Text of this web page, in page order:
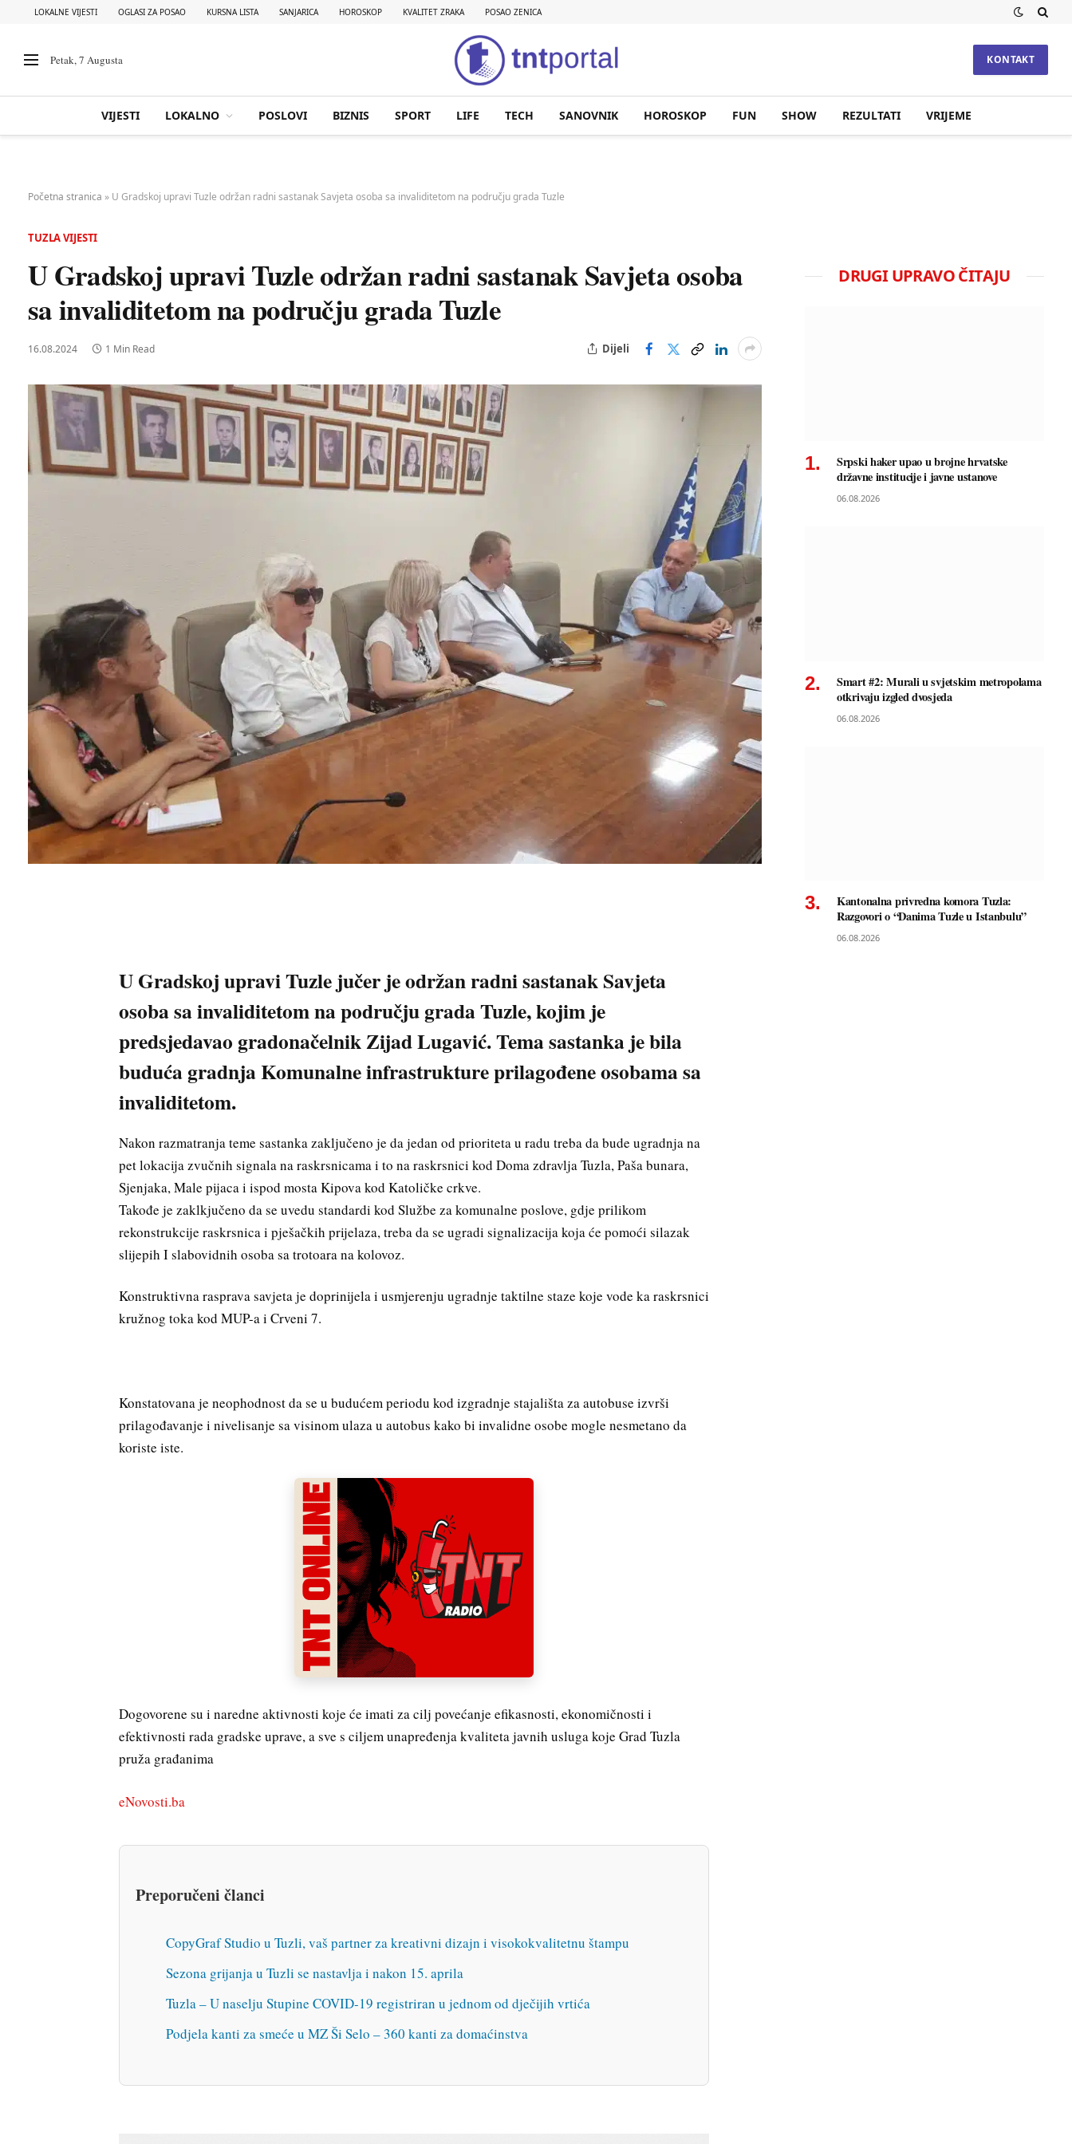
LOKALNE VIJESTI OGLASI ZA POSAO KURSNA LISTA SANJARICA HOROSKOP KVALITET ZRAKA POSAO ZENICA
Petak, 7 Augusta KONTAKT
VIJESTI LOKALNO POSLOVI BIZNIS SPORT LIFE TECH SANOVNIK HOROSKOP FUN SHOW REZULTATI VRIJEME
Početna stranica » U Gradskoj upravi Tuzle održan radni sastanak Savjeta osoba sa invaliditetom na području grada Tuzle
TUZLA VIJESTI
U Gradskoj upravi Tuzle održan radni sastanak Savjeta osoba
sa invaliditetom na području grada Tuzle
16.08.2024 1 Min Read Dijeli
U Gradskoj upravi Tuzle jučer je održan radni sastanak Savjeta
osoba sa invaliditetom na području grada Tuzle, kojim je
predsjedavao gradonačelnik Zijad Lugavić. Tema sastanka je bila
buduća gradnja Komunalne infrastrukture prilagođene osobama sa
invaliditetom.
Nakon razmatranja teme sastanka zaključeno je da jedan od prioriteta u radu treba da bude ugradnja na
pet lokacija zvučnih signala na raskrsnicama i to na raskrsnici kod Doma zdravlja Tuzla, Paša bunara,
Sjenjaka, Male pijaca i ispod mosta Kipova kod Katoličke crkve.
Takođe je zaklkjučeno da se uvedu standardi kod Službe za komunalne poslove, gdje prilikom
rekonstrukcije raskrsnica i pješačkih prijelaza, treba da se ugradi signalizacija koja će pomoći silazak
slijepih I slabovidnih osoba sa trotoara na kolovoz.
Konstruktivna rasprava savjeta je doprinijela i usmjerenju ugradnje taktilne staze koje vode ka raskrsnici
kružnog toka kod MUP-a i Crveni 7.
Konstatovana je neophodnost da se u budućem periodu kod izgradnje stajališta za autobuse izvrši
prilagođavanje i nivelisanje sa visinom ulaza u autobus kako bi invalidne osobe mogle nesmetano da
koriste iste.
Dogovorene su i naredne aktivnosti koje će imati za cilj povećanje efikasnosti, ekonomičnosti i
efektivnosti rada gradske uprave, a sve s ciljem unapređenja kvaliteta javnih usluga koje Grad Tuzla
pruža građanima
eNovosti.ba
Preporučeni članci
CopyGraf Studio u Tuzli, vaš partner za kreativni dizajn i visokokvalitetnu štampu
Sezona grijanja u Tuzli se nastavlja i nakon 15. aprila
Tuzla – U naselju Stupine COVID-19 registriran u jednom od dječijih vrtića
Podjela kanti za smeće u MZ Ši Selo – 360 kanti za domaćinstva
DRUGI UPRAVO ČITAJU
Srpski haker upao u brojne hrvatske
državne institucije i javne ustanove
06.08.2026
Smart #2: Murali u svjetskim metropolama
otkrivaju izgled dvosjeda
06.08.2026
Kantonalna privredna komora Tuzla:
Razgovori o “Danima Tuzle u Istanbulu”
06.08.2026